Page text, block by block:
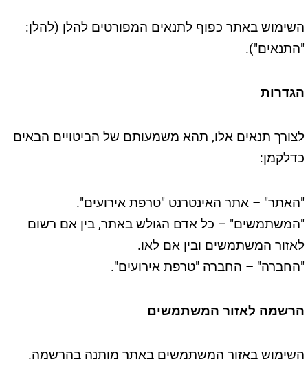
השימוש באתר כפוף לתנאים המפורטים להלן (להלן:
"התנאים").
הגדרות
לצורך תנאים אלו, תהא משמעותם של הביטויים הבאים
כדלקמן:
"האתר" – אתר האינטרנט "טרפת אירועים".
"המשתמשים" – כל אדם הגולש באתר, בין אם רשום
לאזור המשתמשים ובין אם לאו.
"החברה" – החברה "טרפת אירועים".
הרשמה לאזור המשתמשים
השימוש באזור המשתמשים באתר מותנה בהרשמה.